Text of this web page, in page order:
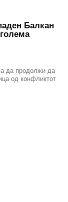
Балкан
да продолжи да
од конфликтот